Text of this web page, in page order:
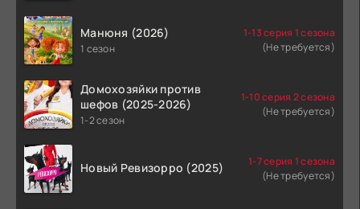
Манюня (2026)
1 сезон
1-13 серия 1 сезона
(Не требуется)
Домохозяйки против
шефов (2025-2026)
1-2 сезон
1-10 серия 2 сезона
(Не требуется)
Новый Ревизорро (2025)
1-7 серия 1 сезона
(Не требуется)